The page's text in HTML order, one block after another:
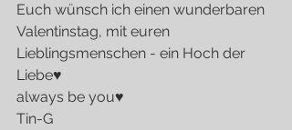
Euch wünsch ich einen wunderbaren
Valentinstag, mit euren
Lieblingsmenschen - ein Hoch der
Liebe♥
always be you♥
Tin-G